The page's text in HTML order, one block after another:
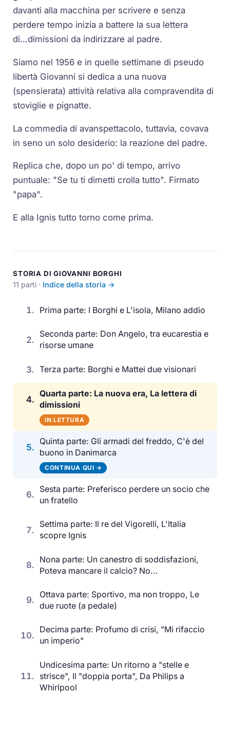
davanti alla macchina per scrivere e senza
perdere tempo inizia a battere la sua lettera
di...dimissioni da indirizzare al padre.
Siamo nel 1956 e in quelle settimane di pseudo
libertà Giovanni si dedica a una nuova
(spensierata) attività relativa alla compravendita di
stoviglie e pignatte.
La commedia di avanspettacolo, tuttavia, covava
in seno un solo desiderio: la reazione del padre.
Replica che, dopo un po' di tempo, arrivo
puntuale: "Se tu ti dimetti crolla tutto". Firmato
"papa".
E alla Ignis tutto torno come prima.
STORIA DI GIOVANNI BORGHI
11 parti · Indice della storia →
1. Prima parte: I Borghi e L'isola, Milano addio
2.
Seconda parte: Don Angelo, tra eucarestia e
risorse umane
3. Terza parte: Borghi e Mattei due visionari
4.
Quarta parte: La nuova era, La lettera di
dimissioni
IN LETTURA
5.
Quinta parte: Gli armadi del freddo, C'è del
buono in Danimarca
CONTINUA QUI →
6.
Sesta parte: Preferisco perdere un socio che
un fratello
7.
Settima parte: Il re del Vigorelli, L'Italia
scopre Ignis
8.
Nona parte: Un canestro di soddisfazioni,
Poteva mancare il calcio? No...
9.
Ottava parte: Sportivo, ma non troppo, Le
due ruote (a pedale)
10.
Decima parte: Profumo di crisi, "Mi rifaccio
un imperio"
11.
Undicesima parte: Un ritorno a "stelle e
strisce", Il "doppia porta", Da Philips a
Whirlpool